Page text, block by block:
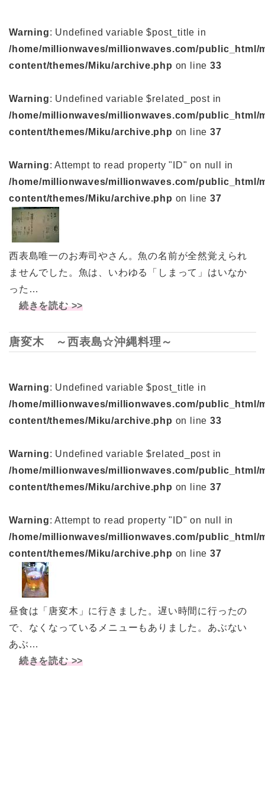
Warning: Undefined variable $post_title in
/home/millionwaves/millionwaves.com/public_html/
content/themes/Miku/archive.php on line33
Warning: Undefined variable $related_post in
/home/millionwaves/millionwaves.com/public_html/
content/themes/Miku/archive.php on line37
Warning: Attempt to read property "ID" on null in
/home/millionwaves/millionwaves.com/public_html/
content/themes/Miku/archive.php on line37
西表島唯一のお寿司やさん。魚の名前が全然覚えられ
ませんでした。魚は、いわゆる「しまって」はいなか
った…
続きを読む >>
唐変木 ～西表島☆沖縄料理～
Warning: Undefined variable $post_title in
/home/millionwaves/millionwaves.com/public_html/
content/themes/Miku/archive.php on line33
Warning: Undefined variable $related_post in
/home/millionwaves/millionwaves.com/public_html/
content/themes/Miku/archive.php on line37
Warning: Attempt to read property "ID" on null in
/home/millionwaves/millionwaves.com/public_html/
content/themes/Miku/archive.php on line37
昼食は「唐変木」に行きました。遅い時間に行ったの
で、なくなっているメニューもありました。あぶない
あぶ…
続きを読む >>